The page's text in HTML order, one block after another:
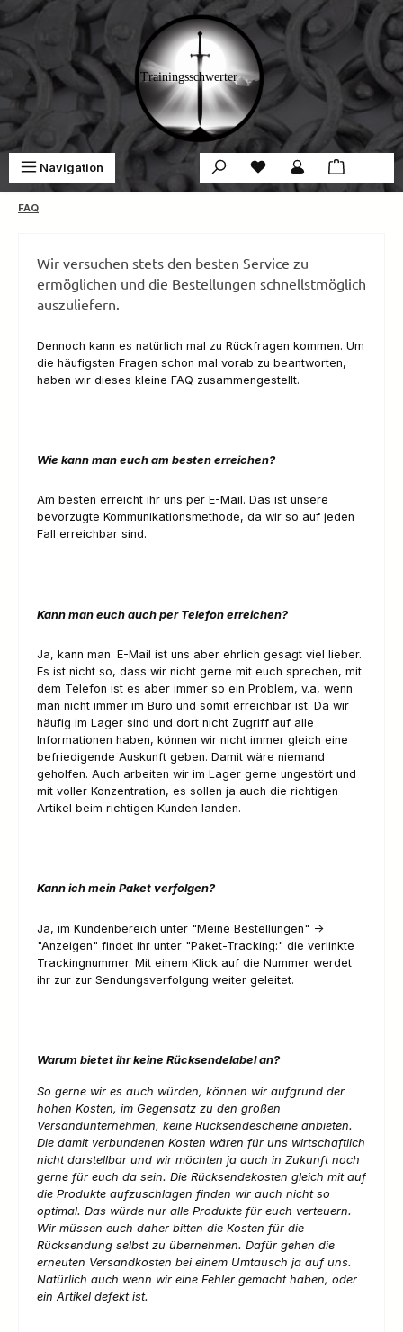
Zum Hauptinhalt springen
Navigation Du hast 0 Produkte auf
FAQ
Wir versuchen stets den besten Service zu
ermöglichen und die Bestellungen schnellstmöglich
auszuliefern.
Dennoch kann es natürlich mal zu Rückfragen kommen. Um
die häufigsten Fragen schon mal vorab zu beantworten,
haben wir dieses kleine FAQ zusammengestellt.
Wie kann man euch am besten erreichen?
Am besten erreicht ihr uns per E-Mail. Das ist unsere
bevorzugte Kommunikationsmethode, da wir so auf jeden
Fall erreichbar sind.
Kann man euch auch per Telefon erreichen?
Ja, kann man. E-Mail ist uns aber ehrlich gesagt viel lieber.
Es ist nicht so, dass wir nicht gerne mit euch sprechen, mit
dem Telefon ist es aber immer so ein Problem, v.a, wenn
man nicht immer im Büro und somit erreichbar ist. Da wir
häufig im Lager sind und dort nicht Zugriff auf alle
Informationen haben, können wir nicht immer gleich eine
befriedigende Auskunft geben. Damit wäre niemand
geholfen. Auch arbeiten wir im Lager gerne ungestört und
mit voller Konzentration, es sollen ja auch die richtigen
Artikel beim richtigen Kunden landen.
Kann ich mein Paket verfolgen?
Ja, im Kundenbereich unter "Meine Bestellungen" ->
"Anzeigen" findet ihr unter "Paket-Tracking:" die verlinkte
Trackingnummer. Mit einem Klick auf die Nummer werdet
ihr zur zur Sendungsverfolgung weiter geleitet.
Warum bietet ihr keine Rücksendelabel an?
So gerne wir es auch würden, können wir aufgrund der
hohen Kosten, im Gegensatz zu den großen
Versandunternehmen, keine Rücksendescheine anbieten.
Die damit verbundenen Kosten wären für uns wirtschaftlich
nicht darstellbar und wir möchten ja auch in Zukunft noch
gerne für euch da sein. Die Rücksendekosten gleich mit auf
die Produkte aufzuschlagen finden wir auch nicht so
optimal. Das würde nur alle Produkte für euch verteuern.
Wir müssen euch daher bitten die Kosten für die
Rücksendung selbst zu übernehmen. Dafür gehen die
erneuten Versandkosten bei einem Umtausch ja auf uns.
Natürlich auch wenn wir eine Fehler gemacht haben, oder
ein Artikel defekt ist.